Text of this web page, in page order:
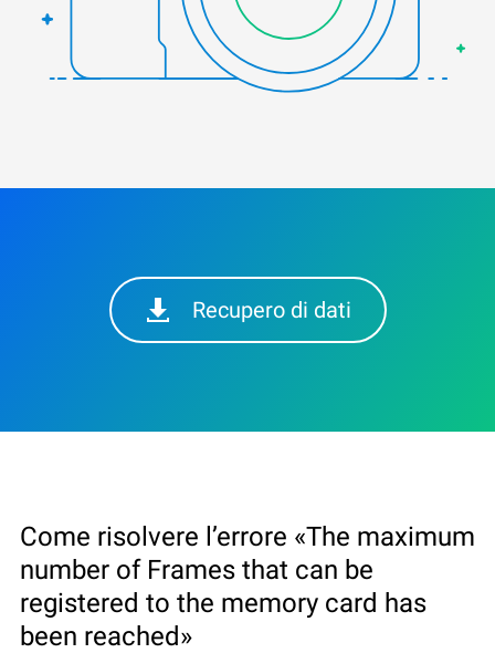
Recupero di dati
Come risolvere l’errore «The maximum
number of Frames that can be
registered to the memory card has
been reached»